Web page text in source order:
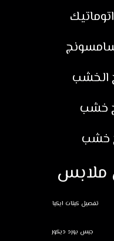
الخشب
خشب
خشب
ملابس
تفصيل كبتات ايكيا
جبس بورد ديكور